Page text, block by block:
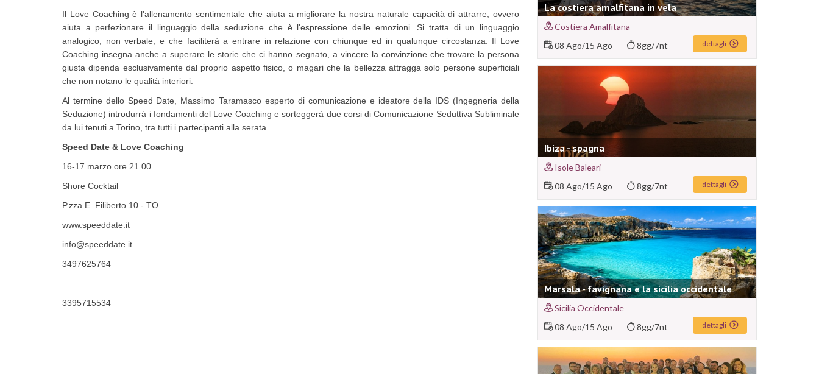
Il Love Coaching è l'allenamento sentimentale che aiuta a migliorare la nostra naturale capacità di attrarre, ovvero
aiuta a perfezionare il linguaggio della seduzione che è l'espressione delle emozioni. Si tratta di un linguaggio
analogico, non verbale, e che faciliterà a entrare in relazione con chiunque ed in qualunque circostanza. Il Love
Coaching insegna anche a superare le storie che ci hanno segnato, a vincere la convinzione che trovare la persona
giusta dipenda esclusivamente dal proprio aspetto fisico, o magari che la bellezza attragga solo persone superficiali
che non notano le qualità interiori.
Al termine dello Speed Date, Massimo Taramasco esperto di comunicazione e ideatore della IDS (Ingegneria della
Seduzione) introdurrà i fondamenti del Love Coaching e sorteggerà due corsi di Comunicazione Seduttiva Subliminale
da lui tenuti a Torino, tra tutti i partecipanti alla serata.
Speed Date & Love Coaching
16-17 marzo ore 21.00
Shore Cocktail
P.zza E. Filiberto 10 - TO
www.speeddate.it
info@speeddate.it
3497625764
3395715534
La costiera amalfitana in vela
Costiera Amalfitana
08 Ago/15 Ago 8gg/7nt dettagli
Ibiza - spagna
Isole Baleari
08 Ago/15 Ago 8gg/7nt dettagli
Marsala - favignana e la sicilia occidentale
Sicilia Occidentale
08 Ago/15 Ago 8gg/7nt dettagli